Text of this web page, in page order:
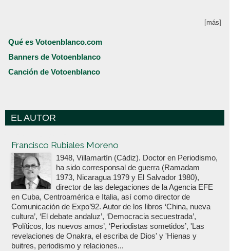
[más]
Qué es Votoenblanco.com
Banners de Votoenblanco
Canción de Votoenblanco
EL AUTOR
Francisco Rubiales Moreno
1948, Villamartín (Cádiz). Doctor en Periodismo,
ha sido corresponsal de guerra (Ramadam
1973, Nicaragua 1979 y El Salvador 1980),
director de las delegaciones de la Agencia EFE
en Cuba, Centroamérica e Italia, así como director de
Comunicación de Expo’92. Autor de los libros ‘China, nueva
cultura’, ‘El debate andaluz’, ‘Democracia secuestrada’,
‘Políticos, los nuevos amos’, ‘Periodistas sometidos’, 'Las
revelaciones de Onakra, el escriba de Dios' y 'Hienas y
buitres, periodismo y relaciones...